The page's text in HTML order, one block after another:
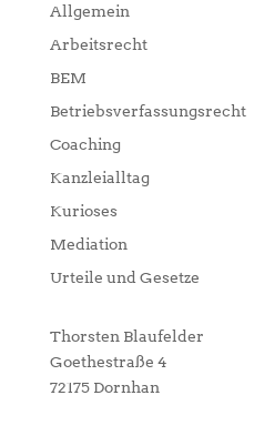
Allgemein
Arbeitsrecht
BEM
Betriebsverfassungsrecht
Coaching
Kanzleialltag
Kurioses
Mediation
Urteile und Gesetze
Thorsten Blaufelder
Goethestraße 4
72175 Dornhan